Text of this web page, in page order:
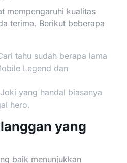
mempengaruhi kualitas
terima. Berikut beberapa
tahu sudah berapa lama
Legend dan
yang handal biasanya
hero.
yang
baik menunjukkan